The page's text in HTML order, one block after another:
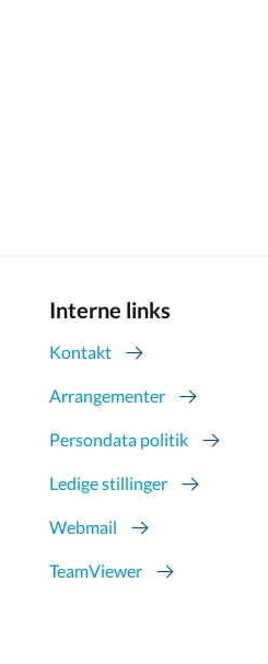
Interne links
Kontakt
Arrangementer
Persondata politik
Ledige stillinger
Webmail
TeamViewer